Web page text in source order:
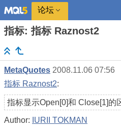
论坛
指标: 指标 Raznost2
MetaQuotes 2008.11.06 07:56
指标 Raznost2:
指标显示Open[0]和 Close[1]的
Author: IURII TOKMAN